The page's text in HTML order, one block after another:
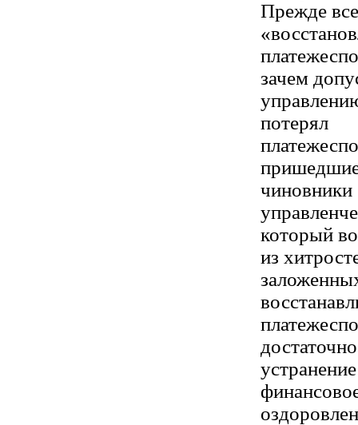
Прежде
зачем
потерял
чиновники
который
из